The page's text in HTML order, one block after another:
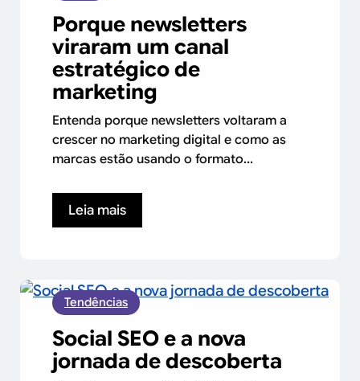
Porque newsletters
viraram um canal
estratégico de
marketing
Entenda porque newsletters voltaram a
crescer no marketing digital e como as
marcas estão usando o formato...
Leia mais
Tendências
Social SEO e a nova
jornada de descoberta